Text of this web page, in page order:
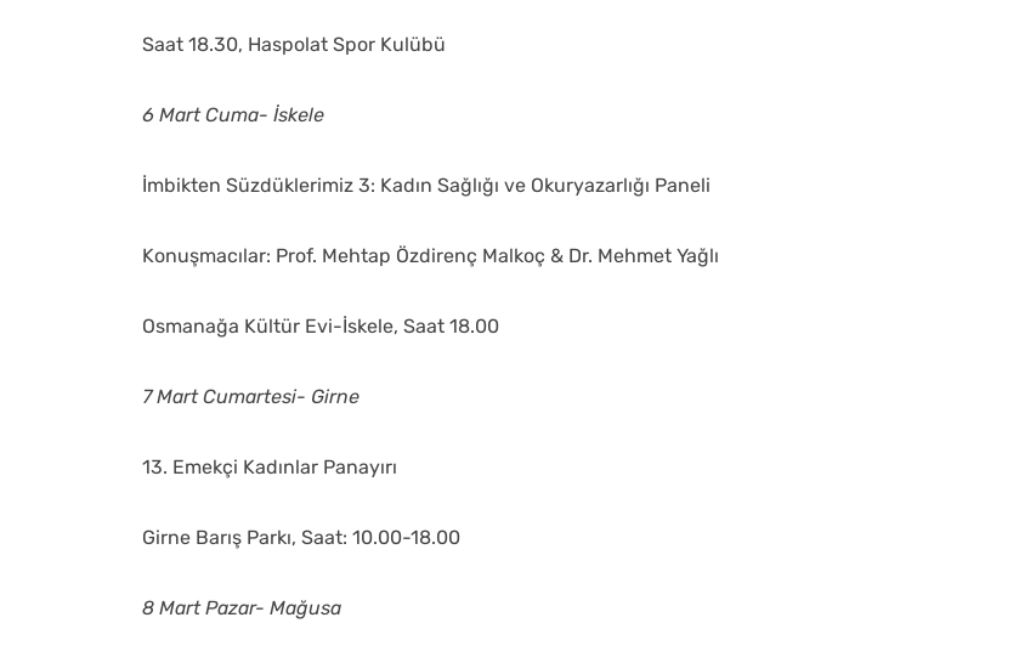
Saat 18.30, Haspolat Spor Kulübü
6 Mart Cuma- İskele
İmbikten Süzdüklerimiz 3: Kadın Sağlığı ve Okuryazarlığı Paneli
Konuşmacılar: Prof. Mehtap Özdirenç Malkoç & Dr. Mehmet Yağlı
Osmanağa Kültür Evi-İskele, Saat 18.00
7 Mart Cumartesi- Girne
13. Emekçi Kadınlar Panayırı
Girne Barış Parkı, Saat: 10.00-18.00
8 Mart Pazar- Mağusa